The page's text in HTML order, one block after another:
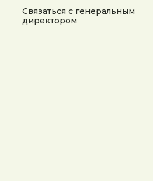
Связаться с генеральным
директором